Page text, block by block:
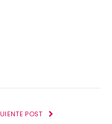
POST